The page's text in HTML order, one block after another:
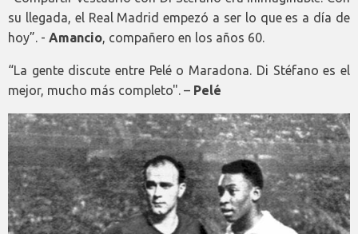
su llegada, el Real Madrid empezó a ser lo que es a día de
hoy”. - Amancio, compañero en los años 60.
“La gente discute entre Pelé o Maradona. Di Stéfano es el
mejor, mucho más completo". – Pelé